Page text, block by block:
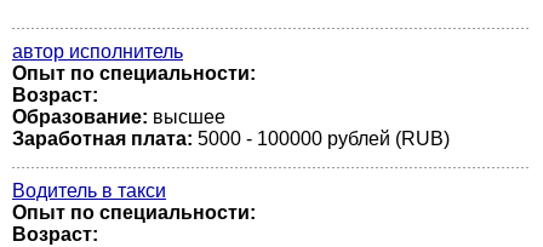
автор исполнитель
Опыт по специальности:
Возраст:
Образование: высшее
Заработная плата: 5000 - 100000 рублей (RUB)
Водитель в такси
Опыт по специальности:
Возраст: